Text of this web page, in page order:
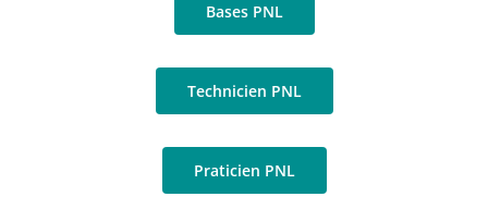
Bases PNL
Technicien PNL
Praticien PNL